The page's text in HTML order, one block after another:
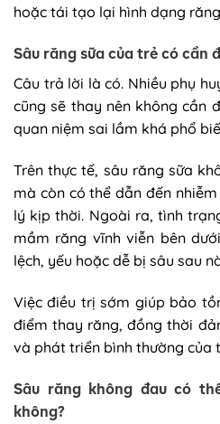
hoặc tái tạo lại hình dạng
Sâu răng sữa của trẻ có cần
Câu trả lời là có. Nhiều phụ
cũng sẽ thay nên không cần
quan niệm sai lầm khá phổ
Trên thực tế, sâu răng sữa
mà còn có thể dẫn đến
lý kịp thời. Ngoài ra, tình
mầm răng vĩnh viễn bên
lệch, yếu hoặc dễ bị sâu sau
Việc điều trị sớm giúp bảo
điểm thay răng, đồng thời
và phát triển bình thường của
Sâu răng không đau có
không?